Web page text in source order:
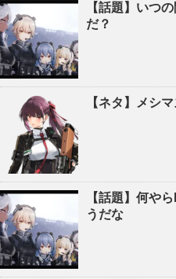
【話題】いつ
だ？
【ネタ】メシ
【話題】何や
うだな